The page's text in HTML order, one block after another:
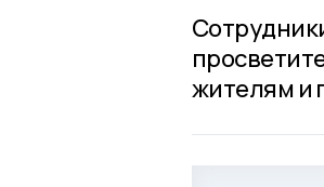
жителям и